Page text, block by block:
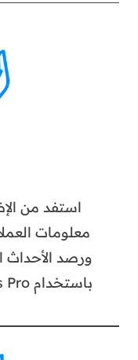
استفد من
معلومات
ورصد الأحداث
باستخدام DEXEF Google Analytics Pro.